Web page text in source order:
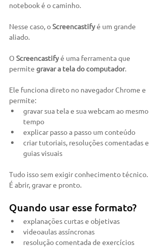
notebook é o caminho.
Nesse caso, o Screencastify é um grande
aliado.
O Screencastify é uma ferramenta que
permite gravar a tela do computador.
Ele funciona direto no navegador Chrome e
permite:
gravar sua tela e sua webcam ao mesmo
tempo
explicar passo a passo um conteúdo
criar tutoriais, resoluções comentadas e
guias visuais
Tudo isso sem exigir conhecimento técnico.
É abrir, gravar e pronto.
Quando usar esse formato?
explanações curtas e objetivas
videoaulas assíncronas
resolução comentada de exercícios